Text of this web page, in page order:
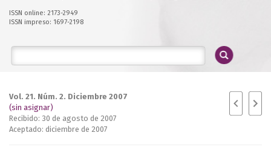
ISSN online: 2173-2949
ISSN impreso: 1697-2198
Vol. 21. Núm. 2. Diciembre 2007
(sin asignar)
Recibido: 30 de agosto de 2007
Aceptado: diciembre de 2007